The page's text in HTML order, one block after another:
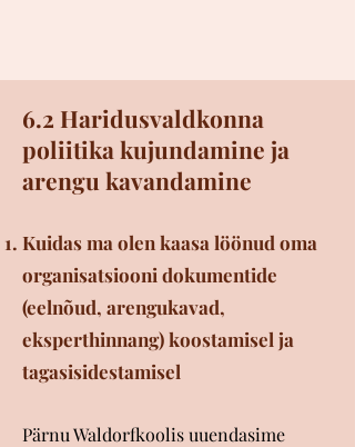
6.2 Haridusvaldkonna
poliitika kujundamine ja
arengu kavandamine
Kuidas ma olen kaasa löönud oma
organisatsiooni dokumentide
(eelnõud, arengukavad,
eksperthinnang) koostamisel ja
tagasisidestamisel
Pärnu Waldorfkoolis uuendasime